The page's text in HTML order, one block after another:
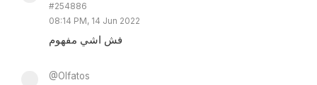
#254886
08:14 PM, 14 Jun 2022
فش اشي مفهوم
@Olfatos